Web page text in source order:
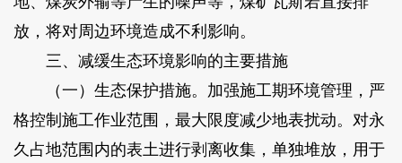
放，将对周边环境造成不利影响。
三、减缓生态环境影响的主要措施
（一）生态保护措施。加强施工期环境管理，严
格控制施工作业范围，最大限度减少地表扰动。对永
久占地范围内的表土进行剥离收集，单独堆放，用于